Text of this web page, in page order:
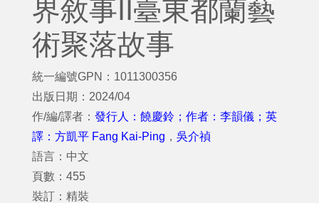
界敘事II臺東都蘭藝
術聚落故事
統一編號GPN：1011300356
出版日期：2024/04
作/編/譯者： 發行人：饒慶鈴；作者：李韻儀；英
譯：方凱平 Fang Kai-Ping ， 吳介禎
語言：中文
頁數：455
裝訂：精裝